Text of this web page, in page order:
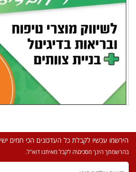
הירשמו עכשיו לקבלת כל העדכונים הכי חמים
בהרשמתך הינך מסכים\ה לקבל מאיתנו דוא"ל.